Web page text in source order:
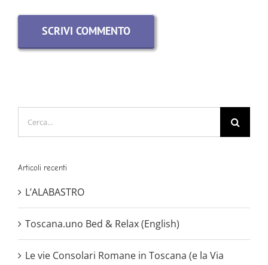
per:
Articoli recenti
L’ALABASTRO
Toscana.uno Bed & Relax (English)
Le vie Consolari Romane in Toscana (e la Via